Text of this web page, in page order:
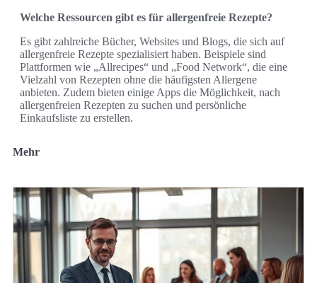
Welche Ressourcen gibt es für allergenfreie Rezepte?
Es gibt zahlreiche Bücher, Websites und Blogs, die sich auf
allergenfreie Rezepte spezialisiert haben. Beispiele sind
Plattformen wie „Allrecipes“ und „Food Network“, die eine
Vielzahl von Rezepten ohne die häufigsten Allergene
anbieten. Zudem bieten einige Apps die Möglichkeit, nach
allergenfreien Rezepten zu suchen und persönliche
Einkaufsliste zu erstellen.
Mehr